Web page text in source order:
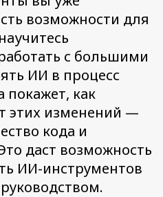
возможности для
с большими
ИИ в процесс
покажет, как
этих изменений —
кода и
даст возможность
ИИ-инструментов